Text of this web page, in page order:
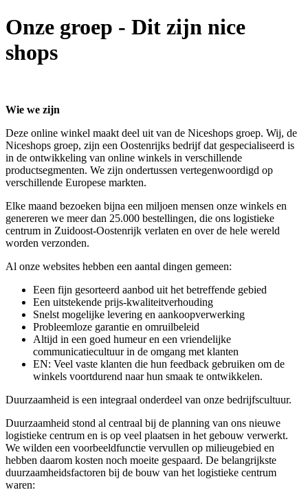
Onze groep - Dit zijn nice
shops
Wie we zijn
Deze online winkel maakt deel uit van de Niceshops groep. Wij, de
Niceshops groep, zijn een Oostenrijks bedrijf dat gespecialiseerd is
in de ontwikkeling van online winkels in verschillende
productsegmenten. We zijn ondertussen vertegenwoordigd op
verschillende Europese markten.
Elke maand bezoeken bijna een miljoen mensen onze winkels en
genereren we meer dan 25.000 bestellingen, die ons logistieke
centrum in Zuidoost-Oostenrijk verlaten en over de hele wereld
worden verzonden.
Al onze websites hebben een aantal dingen gemeen:
Eeen fijn gesorteerd aanbod uit het betreffende gebied
Een uitstekende prijs-kwaliteitverhouding
Snelst mogelijke levering en aankoopverwerking
Probleemloze garantie en omruilbeleid
Altijd in een goed humeur en een vriendelijke
communicatiecultuur in de omgang met klanten
EN: Veel vaste klanten die hun feedback gebruiken om de
winkels voortdurend naar hun smaak te ontwikkelen.
Duurzaamheid is een integraal onderdeel van onze bedrijfscultuur.
Duurzaamheid stond al centraal bij de planning van ons nieuwe
logistieke centrum en is op veel plaatsen in het gebouw verwerkt.
We wilden een voorbeeldfunctie vervullen op milieugebied en
hebben daarom kosten noch moeite gespaard. De belangrijkste
duurzaamheidsfactoren bij de bouw van het logistieke centrum
waren: